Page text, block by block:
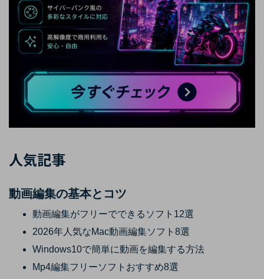
人気記事
動画編集の基本とコツ
動画編集がフリーでできるソフト12選
2026年人気なMac動画編集ソフト8選
Windows10で簡単に動画を編集する方法
Mp4編集フリーソフトおすすめ8選